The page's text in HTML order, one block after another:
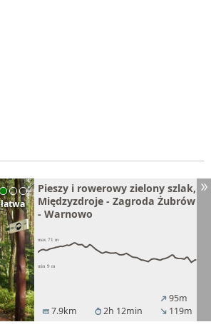
łatwa
Pieszy i rowerowy zielony szlak,
Międzyzdroje - Zagroda Żubrów
- Warnowo
straighten 7.9km timer 2h 12min
north_east 95m
south_east 119m